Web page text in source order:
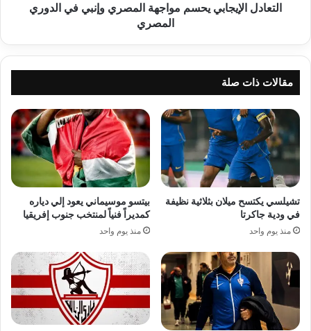
التعادل الإيجابي يحسم مواجهة المصري وإنبي في الدوري
المصري
مقالات ذات صلة
تشيلسي يكتسح ميلان بثلاثية نظيفة
في ودية جاكرتا
منذ يوم واحد
بيتسو موسيماني يعود إلي دياره
كمديراً فنياً لمنتخب جنوب إفريقيا
منذ يوم واحد